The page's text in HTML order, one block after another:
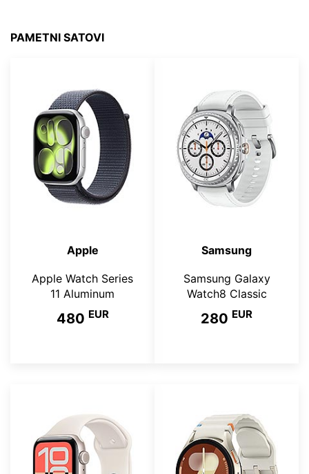
PAMETNI SATOVI
Apple
Apple Watch Series
11 Aluminum
480 EUR
Samsung
Samsung Galaxy
Watch8 Classic
280 EUR